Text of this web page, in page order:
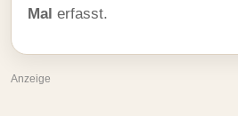
Mal erfasst.
Anzeige